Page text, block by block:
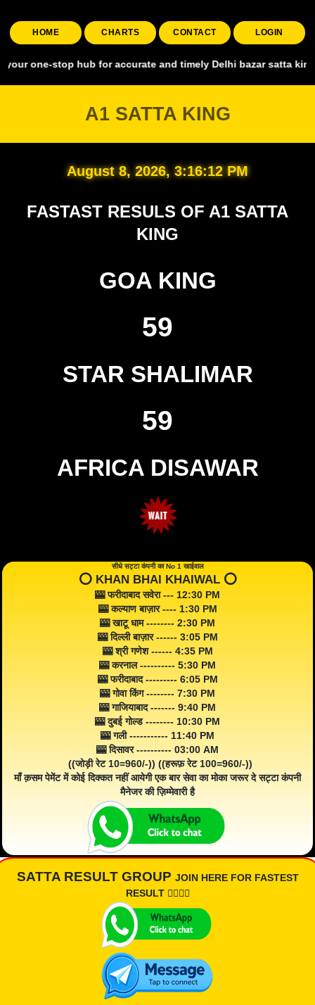
HOME CHARTS CONTACT LOGIN
hub for accurate and timely Delhi bazar satta king,
A1 SATTA KING
August 8, 2026, 3:16:13 PM
FASTAST RESULS OF A1 SATTA
KING
GOA KING
59
STAR SHALIMAR
59
AFRICA DISAWAR
सीधे सट्टा कंपनी का No 1 खाईवाल
⭕️ KHAN BHAI KHAIWAL ⭕️
🎰 फरीदाबाद सवेरा --- 12:30 PM
🎰 कल्याण बाज़ार ---- 1:30 PM
🎰 खाटू धाम -------- 2:30 PM
🎰 दिल्ली बाज़ार ------ 3:05 PM
🎰 श्री गणेश ------ 4:35 PM
🎰 करनाल ---------- 5:30 PM
🎰 फरीदाबाद --------- 6:05 PM
🎰 गोवा किंग -------- 7:30 PM
🎰 गाजियाबाद ------- 9:40 PM
🎰 दुबई गोल्ड -------- 10:30 PM
🎰 गली ----------- 11:40 PM
🎰 दिसावर ---------- 03:00 AM
((जोड़ी रेट 10=960/-)) ((हरूफ़ रेट 100=960/-))
माँ क़सम पेमेंट में कोई दिक्कत नहीं आयेगी एक बार सेवा का मोका जरूर दे सट्टा कंपनी
मैनेजर की ज़िम्मेवारी है
SATTA RESULT GROUP JOIN HERE FOR FASTEST
RESULT 👇🏾👇🏾